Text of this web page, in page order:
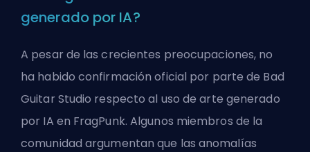
generado por IA?
A pesar de las crecientes preocupaciones, no
ha habido confirmación oficial por parte de Bad
Guitar Studio respecto al uso de arte generado
por IA en FragPunk. Algunos miembros de la
comunidad argumentan que las anomalías